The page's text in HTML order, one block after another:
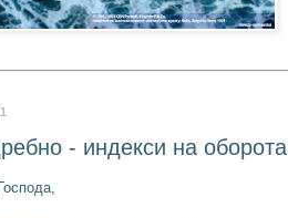
- индекси на